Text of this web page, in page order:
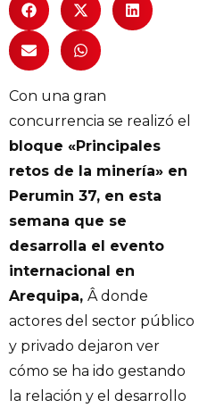
Con una gran
concurrencia se realizó el
bloque «Principales
retos de la minería» en
Perumin 37, en esta
semana que se
desarrolla el evento
internacional en
Arequipa, Â donde
actores del sector público
y privado dejaron ver
cómo se ha ido gestando
la relación y el desarrollo